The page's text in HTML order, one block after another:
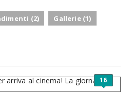
(2)
Gallerie (1)
16